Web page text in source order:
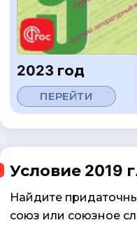
2023 год
ПЕРЕЙТИ
Условие 2019
Найдите
союз или союзное